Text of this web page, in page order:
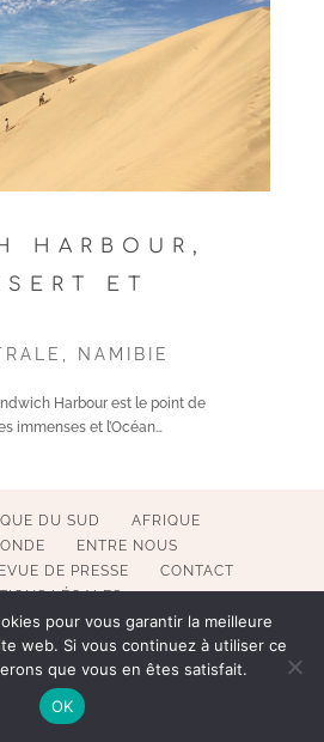
HARBOUR,
ET
NAMIBIE
Harbour est le point de
immenses et l’Océan…
DU SUD
AFRIQUE
ENTRE NOUS
DE PRESSE
CONTACT
LÉGALES
POESY BY SOPHIE. ALL RIGHTS
WEBMASTER BECATEK.
pour vous garantir la meilleure
web. Si vous continuez à utiliser ce
que vous en êtes satisfait.
OK